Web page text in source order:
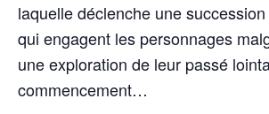
laquelle déclenche une
qui engagent les per­son­nages
une explo­ra­tion de leur pas­sé
commencement…